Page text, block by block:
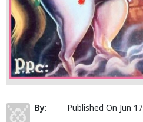
By:
Published On Jun